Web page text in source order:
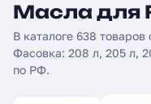
Масла для
В каталоге 638
Фасовка: 208 л, 205 л,
по РФ.